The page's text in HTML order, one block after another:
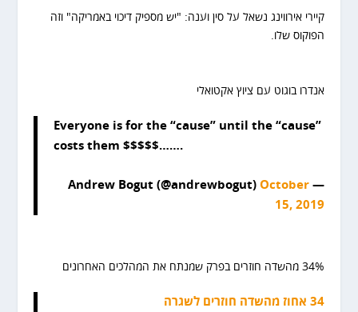
קיירי אירווינג נשאל על סין וענה: "יש מספיק דיכוי באמריקה" וזה
הפוקוס שלו.
אנדרו בוגוט עם ציוץ אקטואלי
Everyone is for the “cause” until the “cause”
costs them $$$$$…….
— Andrew Bogut (@andrewbogut)
October
15, 2019
34% מהשדה חוזרים בפרק שמנתח את המהלכים האחרונים
34 אחוז מהשדה חוזרים לשגרה